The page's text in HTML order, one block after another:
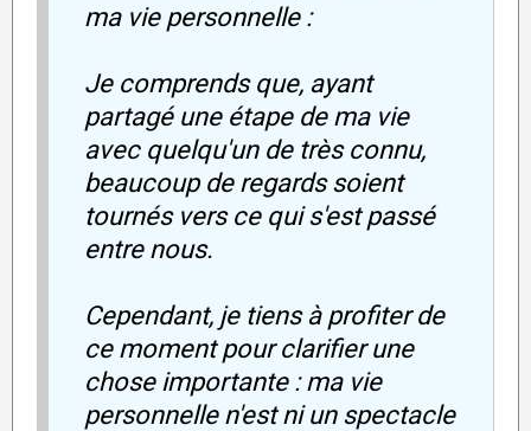
ma vie personnelle :
Je comprends que, ayant
partagé une étape de ma vie
avec quelqu'un de très connu,
beaucoup de regards soient
tournés vers ce qui s'est passé
entre nous.
Cependant, je tiens à profiter de
ce moment pour clarifier une
chose importante : ma vie
personnelle n'est ni un spectacle